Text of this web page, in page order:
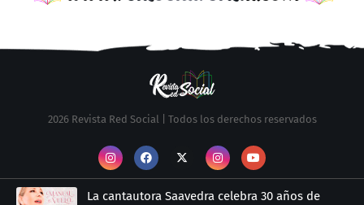
2026 Revista Red Social | Todos los derechos reservados
La cantautora Saavedra celebra 30 años de